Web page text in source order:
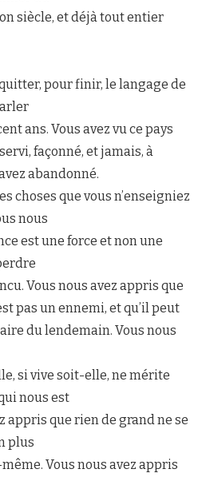
siècle, et déjà tout entier
pour finir, le langage de
ans. Vous avez vu ce pays
façonné, et jamais, à
abandonné.
choses que vous n’enseigniez
nous
est une force et non une
Vous nous avez appris que
pas un ennemi, et qu’il peut
du lendemain. Vous nous
si vive soit-elle, ne mérite
nous est
appris que rien de grand ne se
plus
Vous nous avez appris